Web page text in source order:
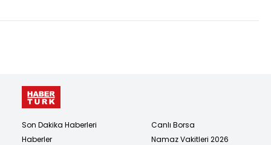
Son Dakika Haberleri
Haberler
Canlı Borsa
Namaz Vakitleri 2026